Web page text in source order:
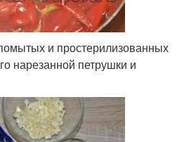
и простерилизованных
нарезанной петрушки и